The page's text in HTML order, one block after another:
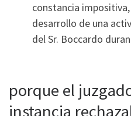
constancia
desarrollo de una
del Sr. Boccardo
porque el
instancia